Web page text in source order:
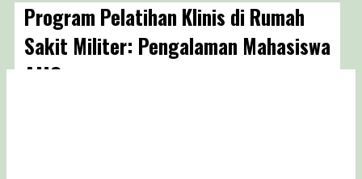
Program Pelatihan Klinis di Rumah
Sakit Militer: Pengalaman Mahasiswa
AMC